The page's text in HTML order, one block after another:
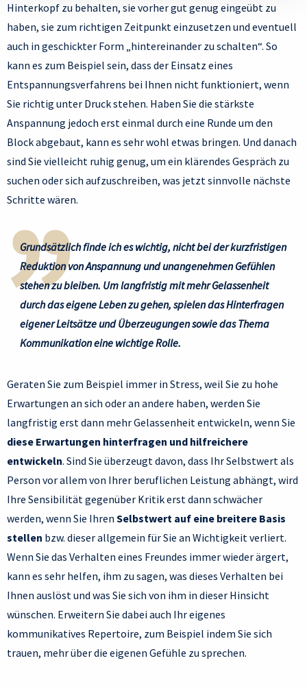
Hinterkopf zu behalten, sie vorher gut genug eingeübt zu
haben, sie zum richtigen Zeitpunkt einzusetzen und eventuell
auch in geschickter Form „hintereinander zu schalten“. So
kann es zum Beispiel sein, dass der Einsatz eines
Entspannungsverfahrens bei Ihnen nicht funktioniert, wenn
Sie richtig unter Druck stehen. Haben Sie die stärkste
Anspannung jedoch erst einmal durch eine Runde um den
Block abgebaut, kann es sehr wohl etwas bringen. Und danach
sind Sie vielleicht ruhig genug, um ein klärendes Gespräch zu
suchen oder sich aufzuschreiben, was jetzt sinnvolle nächste
Schritte wären.
Grundsätzlich finde ich es wichtig, nicht bei der kurzfristigen
Reduktion von Anspannung und unangenehmen Gefühlen
stehen zu bleiben. Um langfristig mit mehr Gelassenheit
durch das eigene Leben zu gehen, spielen das Hinterfragen
eigener Leitsätze und Überzeugungen sowie das Thema
Kommunikation eine wichtige Rolle.
Geraten Sie zum Beispiel immer in Stress, weil Sie zu hohe
Erwartungen an sich oder an andere haben, werden Sie
langfristig erst dann mehr Gelassenheit entwickeln, wenn Sie
diese Erwartungen hinterfragen und hilfreichere
entwickeln. Sind Sie überzeugt davon, dass Ihr Selbstwert als
Person vor allem von Ihrer beruflichen Leistung abhängt, wird
Ihre Sensibilität gegenüber Kritik erst dann schwächer
werden, wenn Sie Ihren Selbstwert auf eine breitere Basis
stellen bzw. dieser allgemein für Sie an Wichtigkeit verliert.
Wenn Sie das Verhalten eines Freundes immer wieder ärgert,
kann es sehr helfen, ihm zu sagen, was dieses Verhalten bei
Ihnen auslöst und was Sie sich von ihm in dieser Hinsicht
wünschen. Erweitern Sie dabei auch Ihr eigenes
kommunikatives Repertoire, zum Beispiel indem Sie sich
trauen, mehr über die eigenen Gefühle zu sprechen.